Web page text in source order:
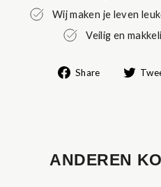
Wij maken je leven
Veilig en
Share
Share
ANDEREN